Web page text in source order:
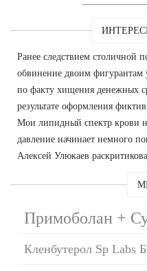
Ранее следствием столичной
обвинение двоим фигурантам
по факту хищения денежных
результате оформления
Мои липидный спектр крови
давление начинает немного
Алексей Улюкаев
Примоболан +
Кленбутерол Sp Labs